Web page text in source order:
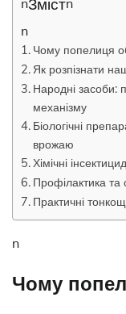
nЗмістn
n
Чому попелиця
Як розпізнати
Народні засоби:
механізму
Біологічні
врожаю
Хімічні
Профілактика та
Практичні
n
Чому